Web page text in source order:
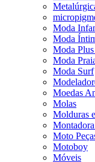
Moda
Moda
Moda
Moda
Moda Surf
Moedas
Molas
Molduras
Moto
Motoboy
Móveis